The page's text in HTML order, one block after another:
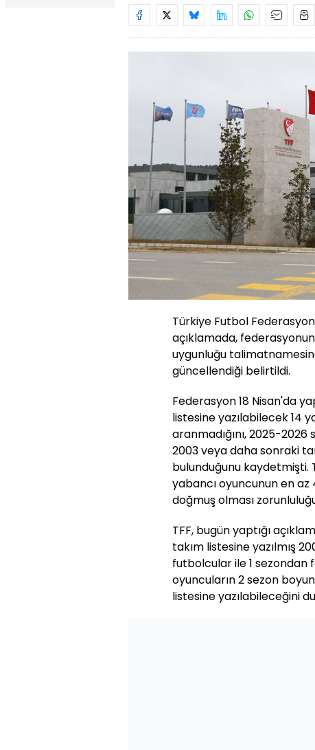
Türkiye Futbol
açıklamada,
uygunluğu
güncellendiği belirtildi.
Federasyon 18 Nisan'da
listesine yazılabilecek 14
aranmadığını, 2025-
2003 veya daha sonraki
bulunduğunu kaydetmişti.
yabancı oyuncunun en az
doğmuş olması
TFF, bugün yaptığı
takım listesine yazılmış
futbolcular ile 1 sezondan
oyuncuların 2 sezon
listesine yazılabileceğini